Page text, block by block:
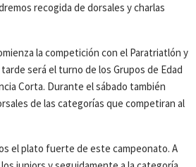
recogida de dorsales y charlas
la competición con el Paratriatlón y
será el turno de los Grupos de Edad
Corta. Durante el sábado también
de las categorías que competiran al
el plato fuerte de este campeonato. A